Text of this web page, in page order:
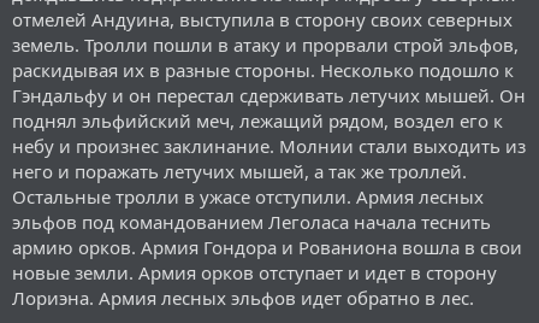
отмелей Андуина, выступила в сторону своих северных
земель. Тролли пошли в атаку и прорвали строй эльфов,
раскидывая их в разные стороны. Несколько подошло к
Гэндальфу и он перестал сдерживать летучих мышей. Он
поднял эльфийский меч, лежащий рядом, воздел его к
небу и произнес заклинание. Молнии стали выходить из
него и поражать летучих мышей, а так же троллей.
Остальные тролли в ужасе отступили. Армия лесных
эльфов под командованием Леголаса начала теснить
армию орков. Армия Гондора и Рованиона вошла в свои
новые земли. Армия орков отступает и идет в сторону
Лориэна. Армия лесных эльфов идет обратно в лес.